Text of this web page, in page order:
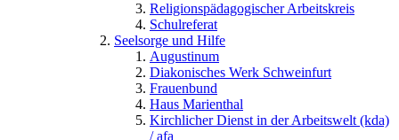
Religionspädagogischer Arbeitskreis
Schulreferat
Seelsorge und Hilfe
Augustinum
Diakonisches Werk Schweinfurt
Frauenbund
Haus Marienthal
Kirchlicher Dienst in der Arbeitswelt (kda)
/ afa